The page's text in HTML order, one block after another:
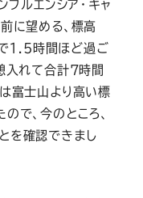
ス
ー
ツ
ルエンシア・キャ
に望める、標高
1.5時間ほど過ご
入れて合計7時間
富士山より高い標
で、今のところ、
を確認できまし